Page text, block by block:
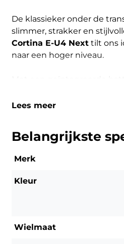
De klassieker onder de
slimmer, strakker en
Cortina E-U4 Next tilt ons
naar een hoger niveau.
voordrager oogt deze e-
de 500Wh-batterij zorgt
Slim ontworpen voor het
moeiteloos een krat of
of achterdrager dankzij het
geniet van extra stabiliteit
standaard en brede e-
Lees meer
Belangrijkste
Merk
Kleur
Wielmaat